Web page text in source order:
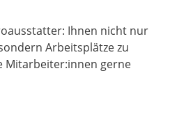
Ihnen nicht nur
Arbeitsplätze zu
Mitarbeiter:innen gerne